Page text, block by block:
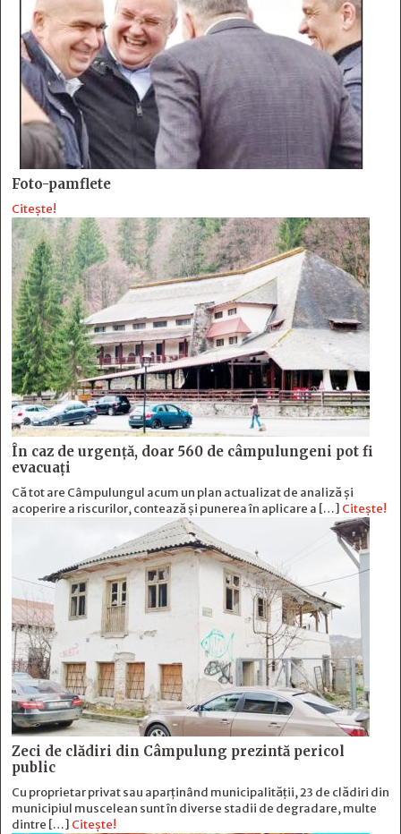
Foto-pamflete
Citește!
În caz de urgență, doar 560 de câmpulungeni pot fi
evacuați
Că tot are Câmpulungul acum un plan actualizat de analiză și
acoperire a riscurilor, contează și punerea în aplicare a […] Citește!
Zeci de clădiri din Câmpulung prezintă pericol
public
Cu proprietar privat sau aparținând municipalității, 23 de clădiri din
municipiul muscelean sunt în diverse stadii de degradare, multe
dintre […] Citește!